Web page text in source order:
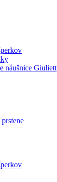
náušnice Giuliett